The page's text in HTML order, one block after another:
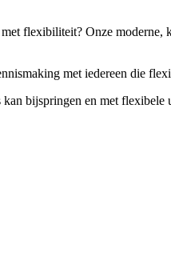
flexibiliteit? Onze moderne,
met iedereen die
bijspringen en met flexibele